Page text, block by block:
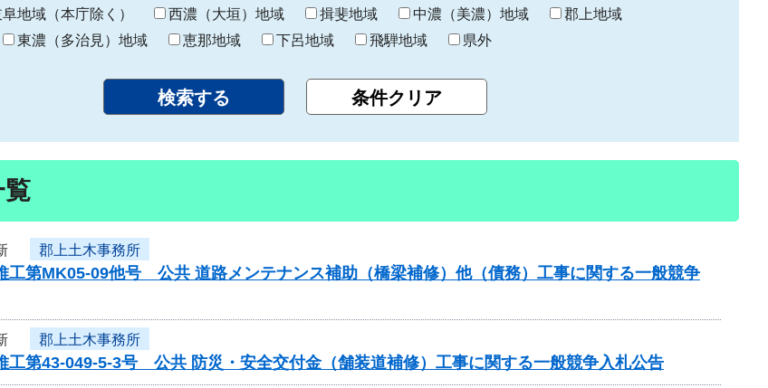
わ
り
地域（本庁除く） 西濃（大垣）地域 揖斐地域 中濃（美濃）地域
郡上地域
東濃（多治見）地域 恵那地域 下呂地域 飛騨地域 県外
覧
郡上土木事務所
工第MK05-09他号 公共 道路メンテナンス補助（橋梁補修）他（債務）工事に関する一般競争
郡上土木事務所
工第43-049-5-3号 公共 防災・安全交付金（舗装道補修）工事に関する一般競争入札公告